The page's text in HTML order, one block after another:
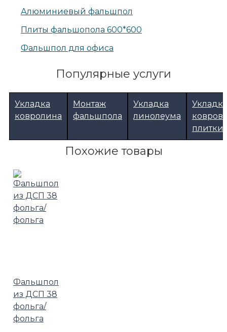
Алюминиевый фальшпол
Плиты фальшопола 600*600
Фальшпол для офиса
Популярные услуги
Укладка
ковролина
Монтаж
фальшпола
Укладка
линолеума
Укладка
плитки
Похожие товары
Фальшпол
из ДСП 38
фольга/
фольга